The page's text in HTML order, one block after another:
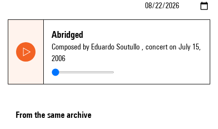
Abridged
Composed by Eduardo Soutullo , concert on July 15,
2006
From the same archive